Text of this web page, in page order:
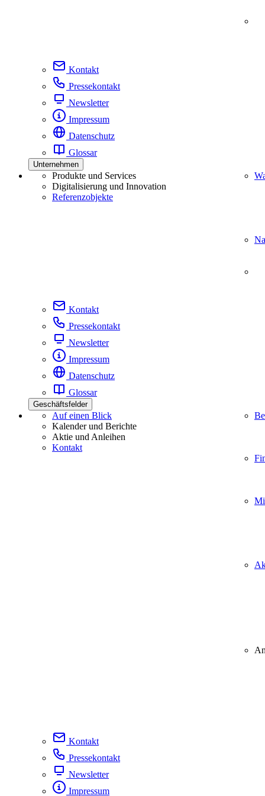
Kontakt
Pressekontakt
Newsletter
Impressum
Datenschutz
Glossar
Unternehmen
Produkte und Services
Digitalisierung und Innovation
Referenzobjekte
Kontakt
Pressekontakt
Newsletter
Impressum
Datenschutz
Glossar
Geschäftsfelder
Auf einen Blick
Kalender und Berichte
Aktie und Anleihen
Kontakt
Kontakt
Pressekontakt
Newsletter
Impressum